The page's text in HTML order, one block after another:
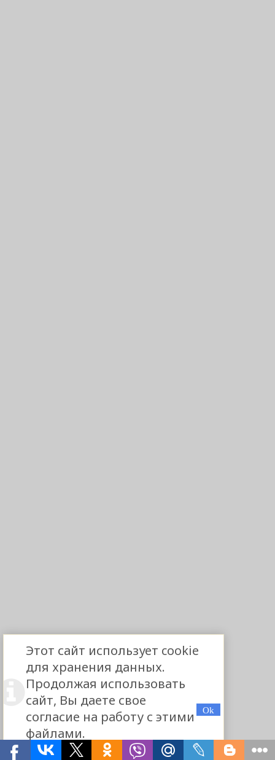
Этот сайт использует cookie
для хранения данных.
Продолжая использовать
сайт, Вы даете свое
согласие на работу с этими
файлами.